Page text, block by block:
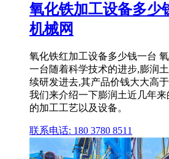
氧化铁加工设备多少
机械网
氧化铁红加工设备多少钱一台
一台随着科学技术的进步,膨润
续研发进去,其产品价钱大大高
我们来介绍一下膨润土近几年
的加工工艺以及设备。
联系电话: 180 3780 8511